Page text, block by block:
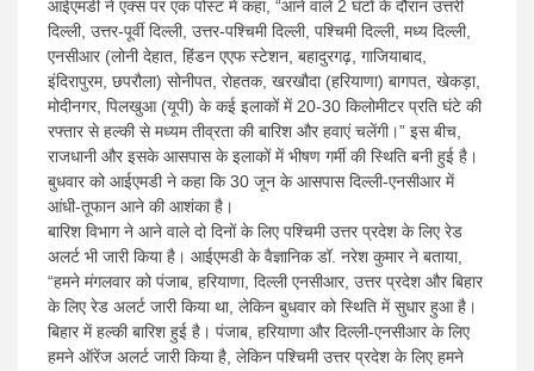
आईएमडी ने एक्स पर एक पोस्ट में कहा, “आने वाले 2 घंटों के दौरान उत्तरी
दिल्ली, उत्तर-पूर्वी दिल्ली, उत्तर-पश्चिमी दिल्ली, पश्चिमी दिल्ली, मध्य दिल्ली,
एनसीआर (लोनी देहात, हिंडन एएफ स्टेशन, बहादुरगढ़, गाजियाबाद,
इंदिरापुरम, छपरौला) सोनीपत, रोहतक, खरखौदा (हरियाणा) बागपत, खेकड़ा,
मोदीनगर, पिलखुआ (यूपी) के कई इलाकों में 20-30 किलोमीटर प्रति घंटे की
रफ्तार से हल्की से मध्यम तीव्रता की बारिश और हवाएं चलेंगी।” इस बीच,
राजधानी और इसके आसपास के इलाकों में भीषण गर्मी की स्थिति बनी हुई है।
बुधवार को आईएमडी ने कहा कि 30 जून के आसपास दिल्ली-एनसीआर में
आंधी-तूफान आने की आशंका है।
बारिश विभाग ने आने वाले दो दिनों के लिए पश्चिमी उत्तर प्रदेश के लिए रेड
अलर्ट भी जारी किया है। आईएमडी के वैज्ञानिक डॉ. नरेश कुमार ने बताया,
“हमने मंगलवार को पंजाब, हरियाणा, दिल्ली एनसीआर, उत्तर प्रदेश और बिहार
के लिए रेड अलर्ट जारी किया था, लेकिन बुधवार को स्थिति में सुधार हुआ है।
बिहार में हल्की बारिश हुई है। पंजाब, हरियाणा और दिल्ली-एनसीआर के लिए
हमने ऑरेंज अलर्ट जारी किया है, लेकिन पश्चिमी उत्तर प्रदेश के लिए हमने